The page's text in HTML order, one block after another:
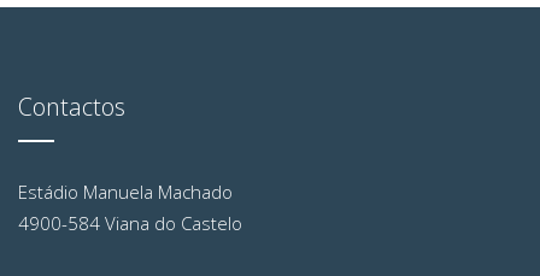
Contactos
Estádio Manuela Machado
4900-584 Viana do Castelo